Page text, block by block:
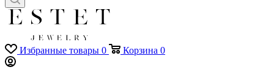
Избранные товары 0 Корзина 0